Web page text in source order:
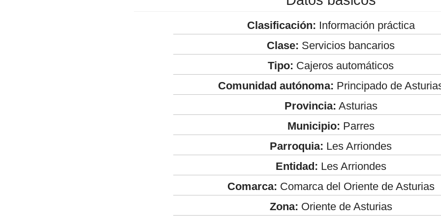
Clasificación: Información práctica
Clase: Servicios bancarios
Tipo: Cajeros automáticos
Comunidad autónoma: Principado de
Provincia: Asturias
Municipio: Parres
Parroquia: Les Arriondes
Entidad: Les Arriondes
Comarca: Comarca del Oriente de Asturias
Zona: Oriente de Asturias